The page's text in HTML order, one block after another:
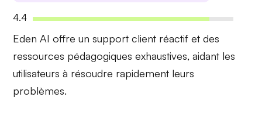
4.4
Eden AI offre unsupport client réactif et des
ressources pédagogiques exhaustives, aidant les
utilisateurs à résoudre rapidement leurs
problèmes.